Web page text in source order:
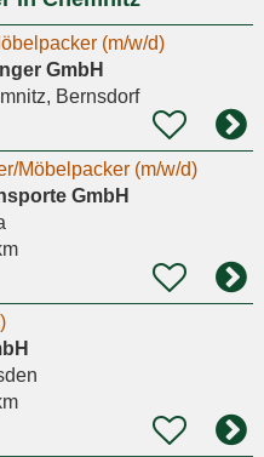
(m/w/d)
GmbH
Bernsdorf
Möbelpacker (m/w/d)
GmbH